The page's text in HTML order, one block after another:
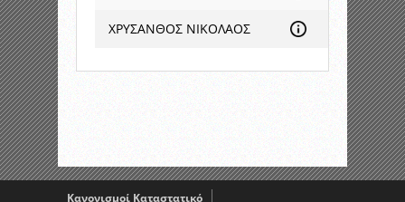
ΧΡΥΣΑΝΘΟΣ ΝΙΚΟΛΑΟΣ
Κανονισμοί Καταστατικό